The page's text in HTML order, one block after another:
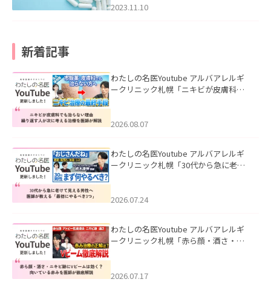
2023.11.10
新着記事
わたしの名医Youtube アルバアレルギ
ークリニック札幌「ニキビが皮膚科で
ました。
2026.08.07
わたしの名医Youtube アルバアレルギ
ークリニック札幌「30代から急に老け
た。
2026.07.24
わたしの名医Youtube アルバアレルギ
ークリニック札幌「赤ら顔・酒さ・ニ
した。
2026.07.17